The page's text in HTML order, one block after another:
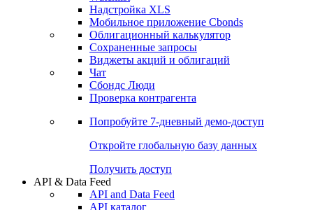
Получить доступ
Инструментарий
Портфель
Watchlist
Надстройка XLS
Мобильное приложение Cbonds
Облигационный калькулятор
Сохраненные запросы
Чат
Проверка контрагента
Попробуйте7-дневный
Откройте глобальную базу данных